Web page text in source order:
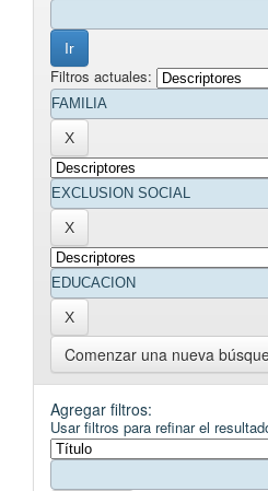
Filtros actuales:
Comenzar una nueva
Agregar filtros:
Usar filtros para refinar el